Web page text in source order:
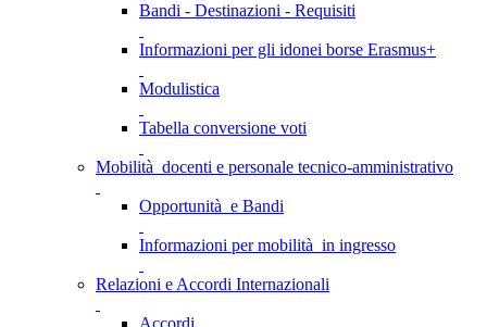
Bandi - Destinazioni - Requisiti
Informazioni per gli idonei borse Erasmus+
Modulistica
Tabella conversione voti
Mobilità docenti e personale tecnico-amministrativo
Opportunità e Bandi
Informazioni per mobilità in ingresso
Relazioni e Accordi Internazionali
Accordi